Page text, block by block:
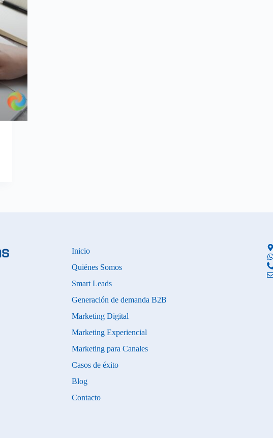
Inicio
Quiénes Somos
Smart Leads
Generación de demanda B2B
Marketing Digital
Marketing Experiencial
Marketing para Canales
Casos de éxito
Blog
Contacto